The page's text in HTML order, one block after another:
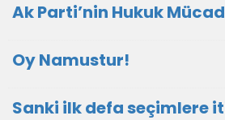
Ak Parti’nin Hukuk
Oy Namustur!
Sanki ilk defa seçimlere